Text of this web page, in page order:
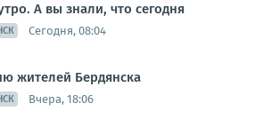
А вы знали, что сегодня
Сегодня, 08:04
жителей Бердянска
Вчера, 18:06